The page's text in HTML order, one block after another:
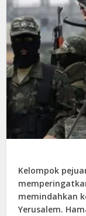
Kelompok
memindahkan
Yerusalem.